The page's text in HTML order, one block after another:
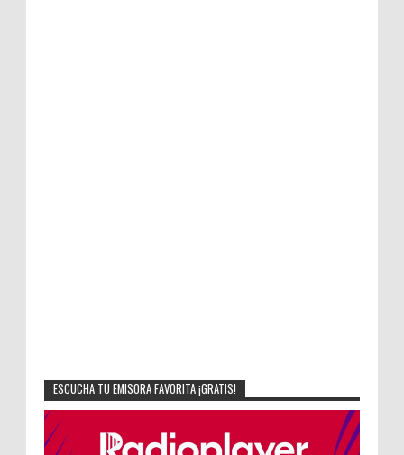
ESCUCHA TU EMISORA FAVORITA ¡GRATIS!